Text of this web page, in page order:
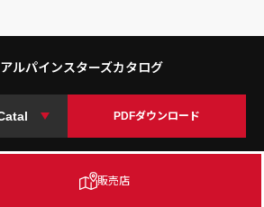
アルパインスターズカタログ
PDFダウンロード
販売店